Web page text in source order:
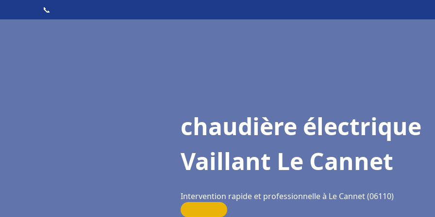
📞
chaudière électrique
Vaillant Le Cannet
Intervention rapide et professionnelle à Le Cannet (06110)